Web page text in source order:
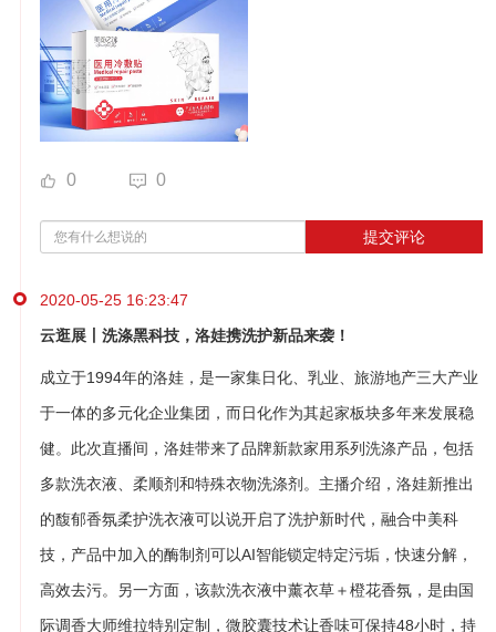
0 0
提交评论
2020-05-25 16:23:47
云逛展丨洗涤黑科技，洛娃携洗护新品来袭！
成立于1994年的洛娃，是一家集日化、乳业、旅游地产三大产业
于一体的多元化企业集团，而日化作为其起家板块多年来发展稳
健。此次直播间，洛娃带来了品牌新款家用系列洗涤产品，包括
多款洗衣液、柔顺剂和特殊衣物洗涤剂。主播介绍，洛娃新推出
的馥郁香氛柔护洗衣液可以说开启了洗护新时代，融合中美科
技，产品中加入的酶制剂可以AI智能锁定特定污垢，快速分解，
高效去污。另一方面，该款洗衣液中薰衣草＋橙花香氛，是由国
际调香大师维拉特别定制，微胶囊技术让香味可保持48小时，持